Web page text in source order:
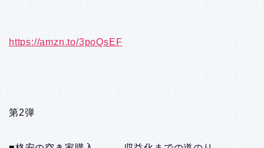
https://amzn.to/3poQsEF
第2弾